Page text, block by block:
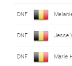
DNF
DNF Jesse
DNF Marie